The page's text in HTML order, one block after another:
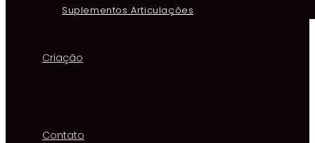
Suplementos Articulações
Criação
Contato